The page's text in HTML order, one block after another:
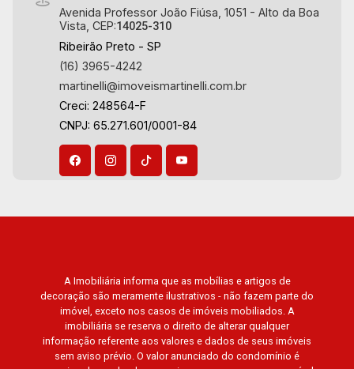
Avenida Professor João Fiúsa, 1051 - Alto da Boa
Vista, CEP:14025-310
Ribeirão Preto - SP
(16) 3965-4242
martinelli@imoveismartinelli.com.br
Creci: 248564-F
CNPJ: 65.271.601/0001-84
A Imobiliária informa que as mobílias e artigos de
decoração são meramente ilustrativos - não fazem parte do
imóvel, exceto nos casos de imóveis mobiliados. A
imobiliária se reserva o direito de alterar qualquer
informação referente aos valores e dados de seus imóveis
sem aviso prévio. O valor anunciado do condomínio é